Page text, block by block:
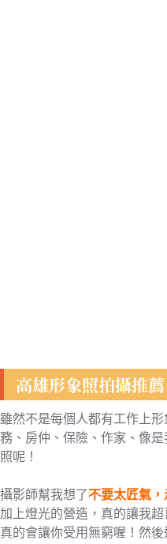
高雄形象照拍攝推薦
雖然不是每個人都有工作上
務、房仲、保險、作家、像
照呢！
攝影師幫我想了不要太匠氣
加上燈光的營造，真的讓我
真的會讓你受用無窮喔！然